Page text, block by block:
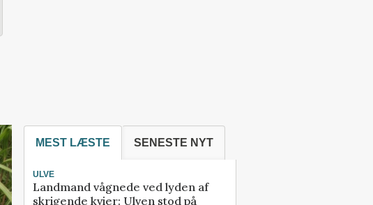
MEST LÆSTE SENESTE NYT
ULVE
Landmand vågnede ved lyden af
skrigende kvier: Ulven stod på